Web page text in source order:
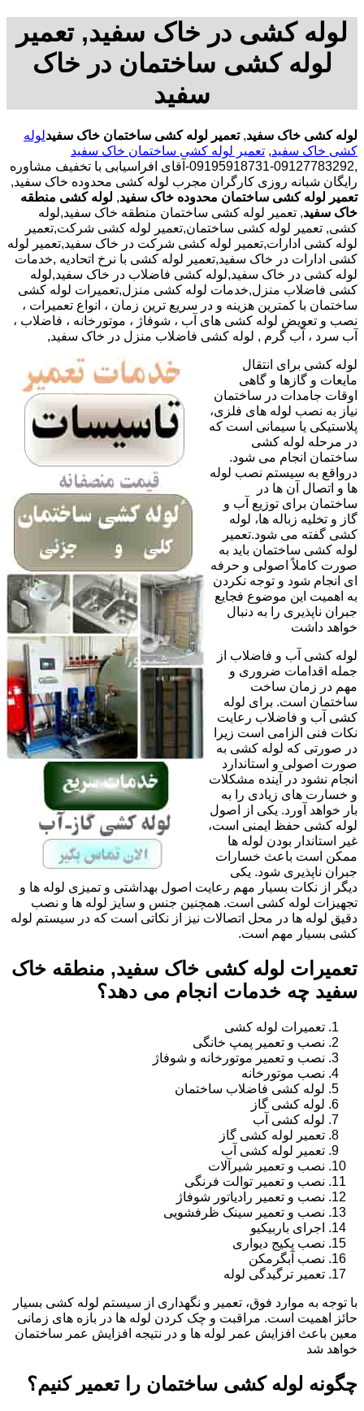
لوله کشی در خاک سفید, تعمیر
لوله کشی ساختمان در خاک
سفید
لوله کشی خاک سفید,تعمیر لوله کشی ساختمان خاک سفیدلوله
کشی خاک سفید, تعمیر لوله کشی ساختمان خاک سفید
,09127783292-09195918731-آقای افراسیابی با تخفیف مشاوره
رایگان شبانه روزی کارگران مجرب لوله کشی محدوده خاک سفید,
تعمیر لوله کشی ساختمان محدوده خاک سفید, لوله کشی منطقه
خاک سفید, تعمیر لوله کشی ساختمان منطقه خاک سفید,لوله
کشی, تعمیر لوله کشی ساختمان,تعمیر لوله کشی شرکت,تعمیر
لوله کشی ادارات,تعمیر لوله کشی شرکت در خاک سفید,تعمیر لوله
کشی ادارات در خاک سفید,تعمیر لوله کشی با نرخ اتحادیه ,خدمات
لوله کشی در خاک سفید,لوله کشی فاضلاب در خاک سفید,لوله
کشی فاضلاب منزل,خدمات لوله کشی منزل,تعمیرات لوله کشی
ساختمان با کمترین هزینه و در سریع ترین زمان ، انواع تعمیرات ،
نصب و تعویض لوله کشی های آب ، شوفاژ ، موتورخانه ، فاضلاب ،
آب سرد ، آب گرم , لوله کشی فاضلاب منزل در خاک سفید,
لوله کشی برای انتقال
مایعات و گازها و گاهی
اوقات جامدات در ساختمان
نیاز به نصب لوله های فلزی،
پلاستیکی یا سیمانی است که
در مرحله لوله کشی
ساختمان انجام می شود.
درواقع به سیستم نصب لوله
ها و اتصال آن ها در
ساختمان برای توزیع آب و
گاز و تخلیه زباله ها، لوله
کشی گفته می شود.تعمیر
لوله کشی ساختمان باید به
صورت کاملاً اصولی و حرفه
ای انجام شود و توجه نکردن
به اهمیت این موضوع فجایع
جبران ناپذیری را به دنبال
خواهد داشت
لوله کشی آب و فاضلاب از
جمله اقدامات ضروری و
مهم در زمان ساخت
ساختمان است. برای لوله
کشی آب و فاضلاب رعایت
نکات فنی الزامی است زیرا
در صورتی که لوله کشی به
صورت اصولی و استاندارد
انجام نشود در آینده مشکلات
و خسارت های زیادی را به
بار خواهد آورد. یکی از اصول
لوله کشی حفظ ایمنی است،
غیر استاندار بودن لوله ها
ممکن است باعث خسارات
جبران ناپذیری شود. یکی
دیگر از نکات بسیار مهم رعایت اصول بهداشتی و تمیزی لوله ها و
تجهیزات لوله کشی است. همچنین جنس و سایز لوله ها و نصب
دقیق لوله ها در محل اتصالات نیز از نکاتی است که در سیستم لوله
کشی بسیار مهم است.
تعمیرات لوله کشی خاک سفید, منطقه خاک
سفید چه خدمات انجام می دهد؟
تعمیرات لوله کشی
نصب و تعمیر پمپ خانگی
نصب و تعمیر موتورخانه و شوفاژ
نصب موتورخانه
لوله کشی فاضلاب ساختمان
لوله کشی گاز
لوله کشی آب
تعمیر لوله کشی گاز
تعمیر لوله کشی آب
نصب و تعمیر شیرآلات
نصب و تعمیر توالت فرنگی
نصب و تعمیر رادیاتور شوفاژ
نصب و تعمیر سینک ظرفشویی
اجرای باربیکیو
نصب پکیج دیواری
نصب آبگرمکن
تعمیر ترگیدگی لوله
با توجه به موارد فوق، تعمیر و نگهداری از سیستم لوله کشی بسیار
حائز اهمیت است. مراقبت و چک کردن لوله ها در بازه های زمانی
معین باعث افزایش عمر لوله ها و در نتیجه افزایش عمر ساختمان
خواهد شد
چگونه لوله کشی ساختمان را تعمیر کنیم؟